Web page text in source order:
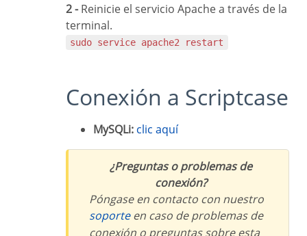
2 -Reinicie el servicio Apache a través de la
terminal.
sudo service apache2 restart
Conexión a Scriptcase
MySQLi: clic aquí
¿Preguntas o problemas de
conexión?
Póngase en contacto con nuestro
soporteen caso de problemas de
conexión o preguntas sobre esta